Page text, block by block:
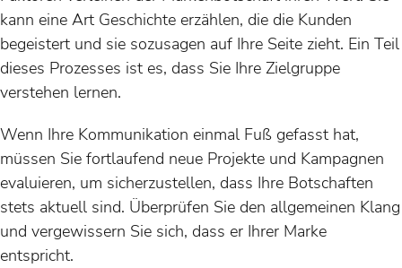
kann eine Art Geschichte erzählen, die die Kunden
begeistert und sie sozusagen auf Ihre Seite zieht. Ein Teil
dieses Prozesses ist es, dass Sie Ihre Zielgruppe
verstehen lernen.
Wenn Ihre Kommunikation einmal Fuß gefasst hat,
müssen Sie fortlaufend neue Projekte und Kampagnen
evaluieren, um sicherzustellen, dass Ihre Botschaften
stets aktuell sind. Überprüfen Sie den allgemeinen Klang
und vergewissern Sie sich, dass er Ihrer Marke
entspricht.